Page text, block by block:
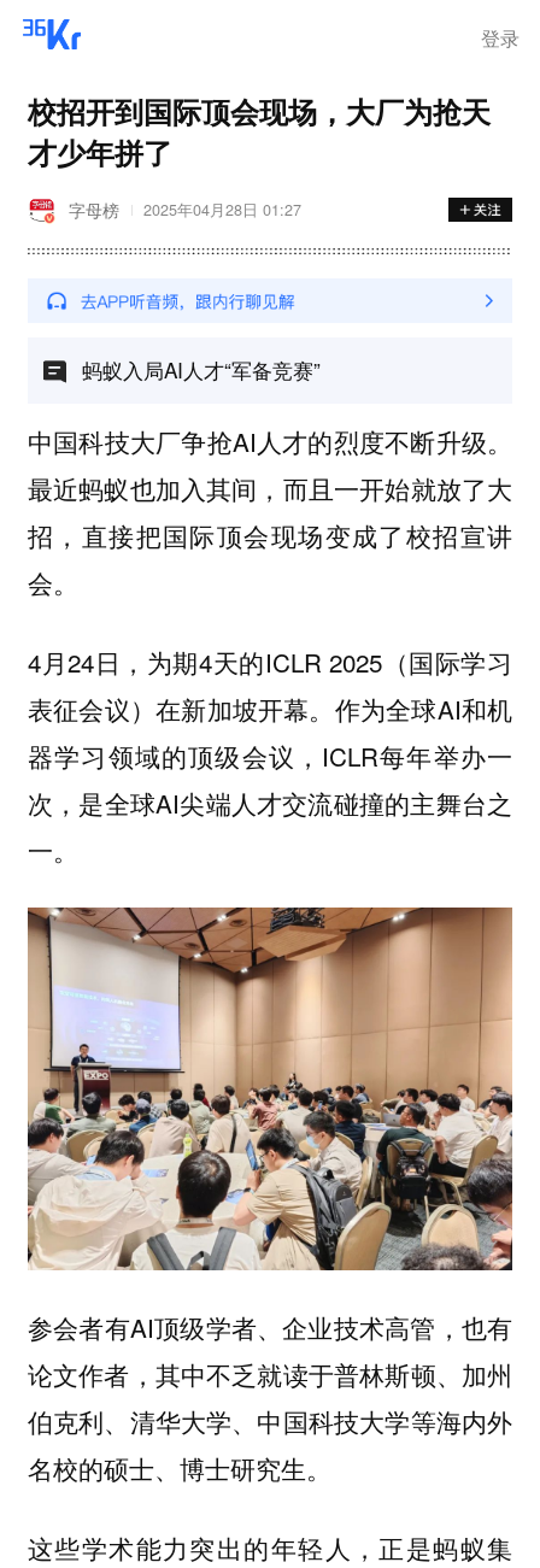
登录
校招开到国际顶会现场，大厂为抢天
才少年拼了
字母榜 2025年04月28日 01:27
蚂蚁入局AI人才“军备竞赛”
中国科技大厂争抢AI人才的烈度不断升级。
最近蚂蚁也加入其间，而且一开始就放了大
招，直接把国际顶会现场变成了校招宣讲
会。
4月24日，为期4天的ICLR 2025（国际学习
表征会议）在新加坡开幕。作为全球AI和机
器学习领域的顶级会议，ICLR每年举办一
次，是全球AI尖端人才交流碰撞的主舞台之
一。
参会者有AI顶级学者、企业技术高管，也有
论文作者，其中不乏就读于普林斯顿、加州
伯克利、清华大学、中国科技大学等海内外
名校的硕士、博士研究生。
这些学术能力突出的年轻人，正是蚂蚁集